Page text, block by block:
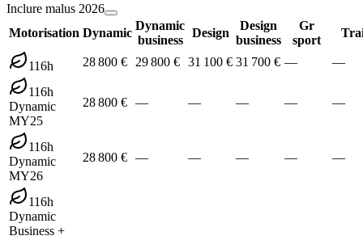
Inclure malus 2026
Motorisation Dynamic
Dynamic
business
Design
Design
business
Gr
sport
116h 28 800 € 29 800 € 31 100 € 31 700 € — —
116h
Dynamic
MY25
28 800 € — — — — —
116h
Dynamic
MY26
28 800 € — — — — —
116h
Dynamic
Business +